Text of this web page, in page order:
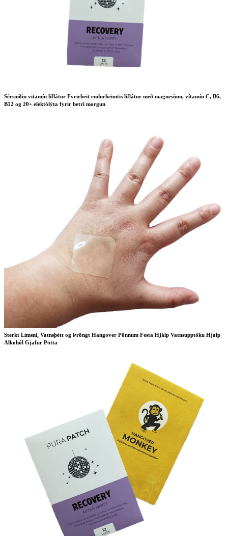
Sérsniðin vitamín líflátur Fyrirheit endurheimtis líflátur með magnesíum, vítamín C, B6,
B12 og 20+ elektólýta fyrir betri morgun
Sterkt Límsni, Vatnsþétt og Þröngt Hangover Pönnum Festa Hjálp Vatnsupptöku Hjálp
Alkohól Gjafur Pötta